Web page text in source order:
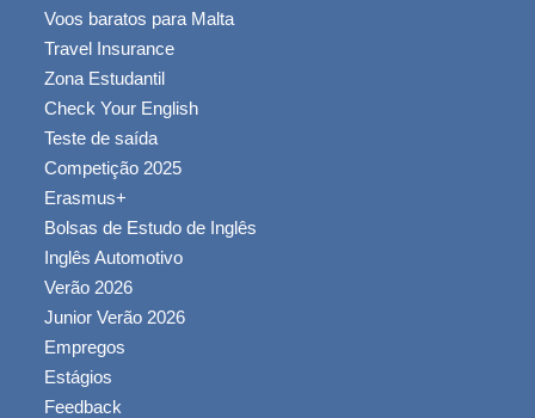
Voos baratos para Malta
Travel Insurance
Zona Estudantil
Check Your English
Teste de saída
Competição 2025
Erasmus+
Bolsas de Estudo de Inglês
Inglês Automotivo
Verão 2026
Junior Verão 2026
Empregos
Estágios
Feedback